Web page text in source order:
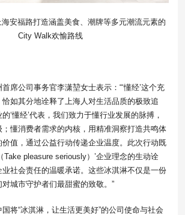
安福路打造涵盖美食、潮牌等多元潮流元素的
City Walk欢愉路线
席公司事务官李潇堃女士表示：“‘懂经’这个充
如其分地诠释了上海人对生活品质的极致追
‘懂经’代表，我们致力于懂行业发展的脉搏，
；懂消费者需求的内核，用精准洞察打造共鸣体
值，通过公益行动传递企业温度。此次行动既
Take pleasure seriously）’企业理念的生动诠
社会责任的温暖承诺。这些冰淇淋不仅是一份
城市守护者们最甜蜜的致敬。”
将“冰淇淋，让生活更美好”的公司使命与社会